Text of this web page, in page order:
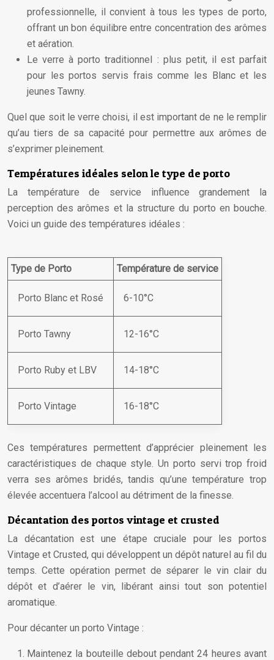
professionnelle, il convient à tous les types de porto,
offrant un bon équilibre entre concentration des arômes
et aération.
Le verre à porto traditionnel : plus petit, il est parfait
pour les portos servis frais comme les Blanc et les
jeunes Tawny.
Quel que soit le verre choisi, il est important de ne le remplir
qu’au tiers de sa capacité pour permettre aux arômes de
s’exprimer pleinement.
Températures idéales selon le type de porto
La température de service influence grandement la
perception des arômes et la structure du porto en bouche.
Voici un guide des températures idéales :
Type de Porto Température de service
Porto Blanc et Rosé 6-10°C
Porto Tawny 12-16°C
Porto Ruby et LBV 14-18°C
Porto Vintage 16-18°C
Ces températures permettent d’apprécier pleinement les
caractéristiques de chaque style. Un porto servi trop froid
verra ses arômes bridés, tandis qu’une température trop
élevée accentuera l’alcool au détriment de la finesse.
Décantation des portos vintage et crusted
La décantation est une étape cruciale pour les portos
Vintage et Crusted, qui développent un dépôt naturel au fil du
temps. Cette opération permet de séparer le vin clair du
dépôt et d’aérer le vin, libérant ainsi tout son potentiel
aromatique.
Pour décanter un porto Vintage :
Maintenez la bouteille debout pendant 24 heures avant